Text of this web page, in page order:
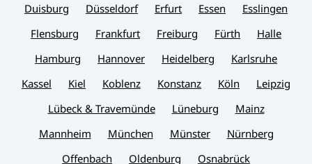
Duisburg
Düsseldorf Erfurt Essen
Esslingen
Flensburg
Frankfurt Freiburg Fürth
Halle
Hamburg
Hannover Heidelberg
Karlsruhe
Kassel
Kiel Koblenz Konstanz Köln
Leipzig
Lübeck & Travemünde
Lüneburg
Mainz
Mannheim
München Münster
Nürnberg
Offenbach
Oldenburg
Osnabrück